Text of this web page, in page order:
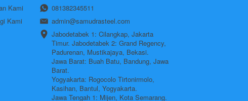
Kami
Kami
081382345511
admin@samudrasteel.com
Jabodetabek 1: Cilangkap, Jakarta
Timur. Jabodetabek 2: Grand Regency,
Padurenan, Mustikajaya, Bekasi.
Jawa Barat: Buah Batu, Bandung, Jawa
Barat.
Yogyakarta: Rogocolo Tirtonirmolo,
Kasihan, Bantul, Yogyakarta.
Jawa Tengah 1: Mijen, Kota Semarang.